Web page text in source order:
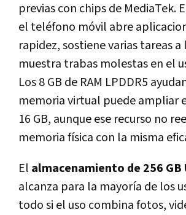
previas con chips de MediaTek.
el teléfono móvil abre
rapidez, sostiene varias tareas a
muestra trabas molestas en el
Los 8 GB de RAM LPDDR5
memoria virtual puede ampliar
16 GB, aunque ese recurso no
memoria física con la misma
El almacenamiento de 256 GB
alcanza para la mayoría de los
todo si el uso combina fotos,